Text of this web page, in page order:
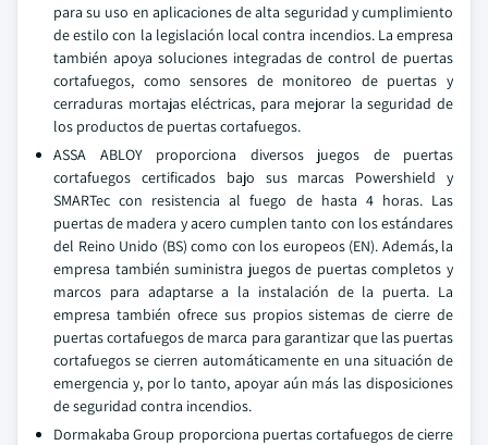
para su uso en aplicaciones de alta seguridad y cumplimiento
de estilo con la legislación local contra incendios. La empresa
también apoya soluciones integradas de control de puertas
cortafuegos, como sensores de monitoreo de puertas y
cerraduras mortajas eléctricas, para mejorar la seguridad de
los productos de puertas cortafuegos.
ASSA ABLOY proporciona diversos juegos de puertas
cortafuegos certificados bajo sus marcas Powershield y
SMARTec con resistencia al fuego de hasta 4 horas. Las
puertas de madera y acero cumplen tanto con los estándares
del Reino Unido (BS) como con los europeos (EN). Además, la
empresa también suministra juegos de puertas completos y
marcos para adaptarse a la instalación de la puerta. La
empresa también ofrece sus propios sistemas de cierre de
puertas cortafuegos de marca para garantizar que las puertas
cortafuegos se cierren automáticamente en una situación de
emergencia y, por lo tanto, apoyar aún más las disposiciones
de seguridad contra incendios.
Dormakaba Group proporciona puertas cortafuegos de cierre